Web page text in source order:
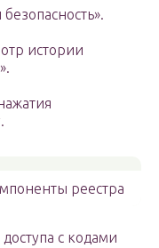
истории
реестра
с кодами